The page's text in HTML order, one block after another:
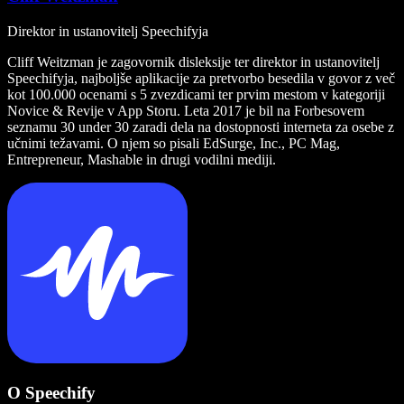
Direktor in ustanovitelj Speechifyja
Cliff Weitzman je zagovornik disleksije ter direktor in ustanovitelj
Speechifyja, najboljše aplikacije za pretvorbo besedila v govor z več
kot 100.000 ocenami s 5 zvezdicami ter prvim mestom v kategoriji
Novice & Revije v App Storu. Leta 2017 je bil na Forbesovem
seznamu 30 under 30 zaradi dela na dostopnosti interneta za osebe z
učnimi težavami. O njem so pisali EdSurge, Inc., PC Mag,
Entrepreneur, Mashable in drugi vodilni mediji.
O Speechify